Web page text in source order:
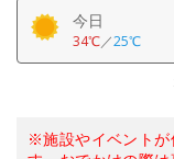
今日
34℃／25℃
※施設やイベントが